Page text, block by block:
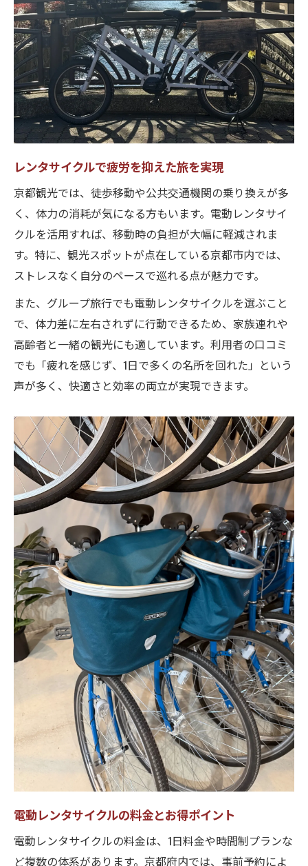
レンタサイクルで疲労を抑えた旅を実現
京都観光では、徒歩移動や公共交通機関の乗り換えが多
く、体力の消耗が気になる方もいます。電動レンタサイ
クルを活用すれば、移動時の負担が大幅に軽減されま
す。特に、観光スポットが点在している京都市内では、
ストレスなく自分のペースで巡れる点が魅力です。
また、グループ旅行でも電動レンタサイクルを選ぶこと
で、体力差に左右されずに行動できるため、家族連れや
高齢者と一緒の観光にも適しています。利用者の口コミ
でも「疲れを感じず、1日で多くの名所を回れた」という
声が多く、快適さと効率の両立が実現できます。
電動レンタサイクルの料金とお得ポイント
電動レンタサイクルの料金は、1日料金や時間制プランな
ど複数の体系があります。京都府内では、事前予約によ